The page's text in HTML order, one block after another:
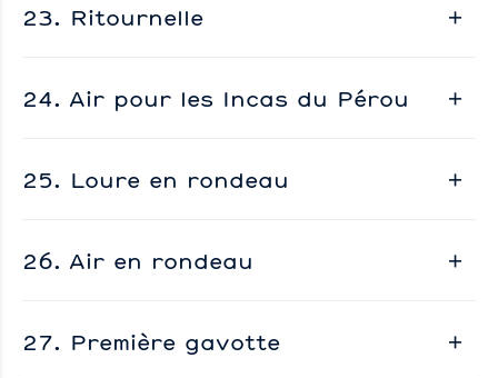
23. Ritournelle
24. Air pour les Incas du Pérou
25. Loure en rondeau
26. Air en rondeau
27. Première gavotte